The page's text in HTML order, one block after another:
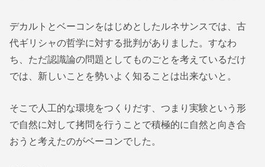
デカルトとベーコンをはじめとしたルネサンスでは、古
代ギリシャの哲学に対する批判がありました。すなわ
ち、ただ認識論の問題としてものごとを考えているだけ
では、新しいことを勢いよく知ることは出来ないと。
そこで人工的な環境をつくりだす、つまり実験という形
で自然に対して拷問を行うことで積極的に自然と向き合
おうと考えたのがベーコンでした。